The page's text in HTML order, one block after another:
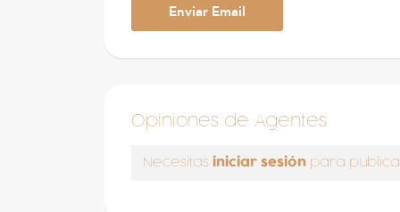
Opiniones de Agentes
Necesitas iniciar sesión para